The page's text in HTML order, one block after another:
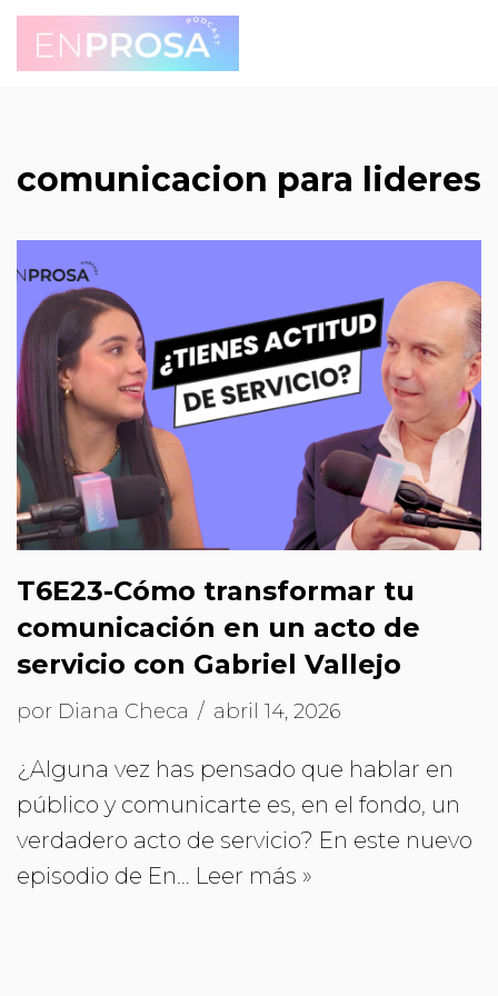
Saltar
comunicacion para lideres
T6E23-Cómo transformar tu
comunicación en un acto de
servicio con Gabriel Vallejo
por Diana Checa abril 14, 2026
¿Alguna vez has pensado que hablar en
público y comunicarte es, en el fondo, un
verdadero acto de servicio? En este nuevo
episodio de En… Leer más »